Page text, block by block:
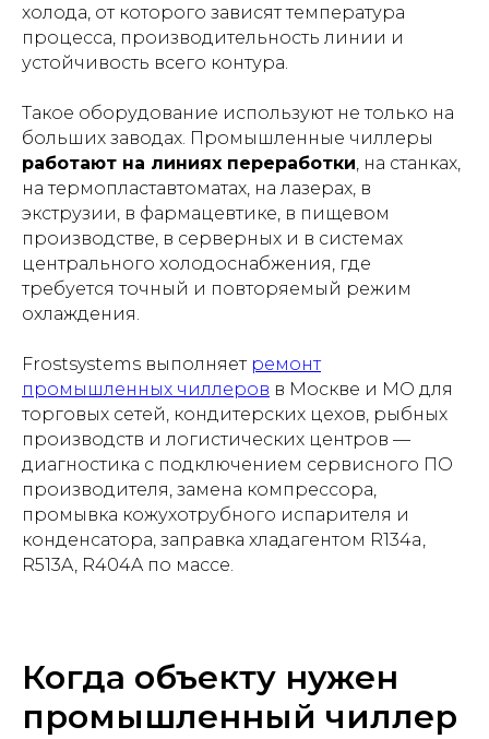
холода, от которого зависят температура
процесса, производительность линии и
устойчивость всего контура.
Такое оборудование используют не только на
больших заводах. Промышленные чиллеры
работают на линиях переработки , на станках,
на термопластавтоматах, на лазерах, в
экструзии, в фармацевтике, в пищевом
производстве, в серверных и в системах
центрального холодоснабжения, где
требуется точный и повторяемый режим
охлаждения.
Frostsystems выполняет ремонт
промышленных чиллеров в Москве и МО для
торговых сетей, кондитерских цехов, рыбных
производств и логистических центров —
диагностика с подключением сервисного ПО
производителя, замена компрессора,
промывка кожухотрубного испарителя и
конденсатора, заправка хладагентом R134a,
R513A, R404A по массе.
Когда объекту нужен
промышленный чиллер